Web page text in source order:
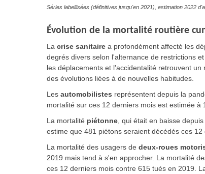
Séries labellisées (définitives jusqu'en 2021), estimation 2022
Évolution de la mortalité routière
La crise sanitaire a profondément affecté les
degrés divers selon l'alternance de restrictions
les déplacements et l'accidentalité retrouvent
des évolutions liées à de nouvelles habitudes.
Les automobilistes représentent depuis la
mortalité sur ces 12 derniers mois est estimée
La mortalité piétonne , qui était en baisse
estime que 481 piétons seraient décédés ces
La mortalité des usagers de deux-roues
2019 mais tend à s'en approcher. La mortalité
ces 12 derniers mois contre 615 tués en 2019.